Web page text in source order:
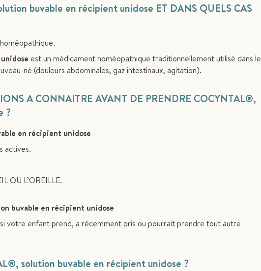
buvable en récipient unidose ET DANS QUELS CAS
est un médicament homéopathique traditionnellement utilisé dans le
né (douleurs abdominales, gaz intestinaux, agitation).
A CONNAITRE AVANT DE PRENDRE COCYNTAL®,
?
en récipient unidose
actives.
OU L’OREILLE.
buvable en récipient unidose
votre enfant prend, a récemment pris ou pourrait prendre tout autre
®, solution buvable en récipient unidose ?